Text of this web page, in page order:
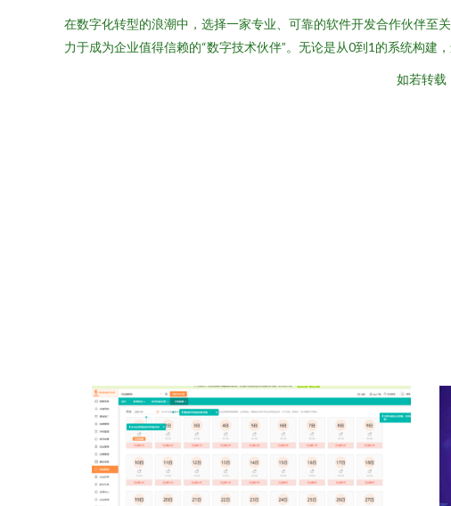
在数字化转型的浪潮中，选择一家专业、可靠的软件开发合作伙伴至
力于成为企业值得信赖的“数字技术伙伴”。无论是从0到1的系统构建
如若转